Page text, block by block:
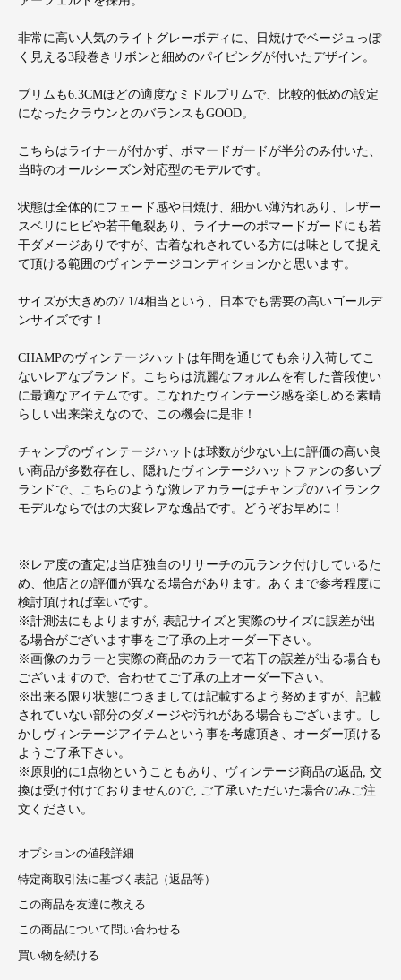
非常に高い人気のライトグレーボディに、日焼けでベージュっぽ
く見える3段巻きリボンと細めのパイピングが付いたデザイン。
ブリムも6.3CMほどの適度なミドルブリムで、比較的低めの設定
になったクラウンとのバランスもGOOD。
こちらはライナーが付かず、ポマードガードが半分のみ付いた、
当時のオールシーズン対応型のモデルです。
状態は全体的にフェード感や日焼け、細かい薄汚れあり、レザー
スベリにヒビや若干亀裂あり、ライナーのポマードガードにも若
干ダメージありですが、古着なれされている方には味として捉え
て頂ける範囲のヴィンテージコンディションかと思います。
サイズが大きめの7 1/4相当という、日本でも需要の高いゴールデ
ンサイズです！
CHAMPのヴィンテージハットは年間を通じても余り入荷してこ
ないレアなブランド。こちらは流麗なフォルムを有した普段使い
に最適なアイテムです。こなれたヴィンテージ感を楽しめる素晴
らしい出来栄えなので、この機会に是非！
チャンプのヴィンテージハットは球数が少ない上に評価の高い良
い商品が多数存在し、隠れたヴィンテージハットファンの多いブ
ランドで、こちらのような激レアカラーはチャンプのハイランク
モデルならではの大変レアな逸品です。どうぞお早めに！
※レア度の査定は当店独自のリサーチの元ランク付けしているた
め、他店との評価が異なる場合があります。あくまで参考程度に
検討頂ければ幸いです。
※計測法にもよりますが, 表記サイズと実際のサイズに誤差が出
る場合がございます事をご了承の上オーダー下さい。
※画像のカラーと実際の商品のカラーで若干の誤差が出る場合も
ございますので、合わせてご了承の上オーダー下さい。
※出来る限り状態につきましては記載するよう努めますが、記載
されていない部分のダメージや汚れがある場合もございます。し
かしヴィンテージアイテムという事を考慮頂き、オーダー頂ける
ようご了承下さい。
※原則的に1点物ということもあり、ヴィンテージ商品の返品, 交
換は受け付けておりませんので, ご了承いただいた場合のみご注
文ください。
オプションの値段詳細
特定商取引法に基づく表記（返品等）
この商品を友達に教える
この商品について問い合わせる
買い物を続ける